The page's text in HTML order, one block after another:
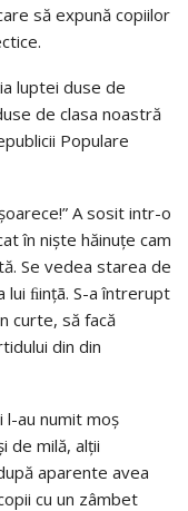
să expună copiilor
luptei duse de
de clasa noastră
Populare
A sosit intr-o
în nişte hăinuţe cam
Se vedea starea de
lui ﬁinţã. S-a întrerupt
curte, să facă
din din
l-au numit moş
de milă, alţii
aparente avea
cu un zâmbet